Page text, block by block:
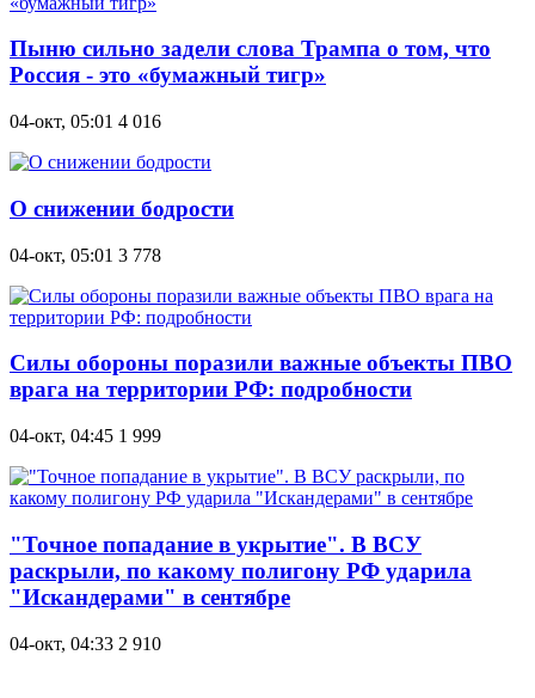
Пыню сильно задели слова Трампа о том, что
Россия - это «бумажный тигр»
04-окт, 05:01 4 016
О снижении бодрости
04-окт, 05:01 3 778
Силы обороны поразили важные объекты ПВО
врага на территории РФ: подробности
04-окт, 04:45 1 999
"Точное попадание в укрытие". В ВСУ
раскрыли, по какому полигону РФ ударила
"Искандерами" в сентябре
04-окт, 04:33 2 910